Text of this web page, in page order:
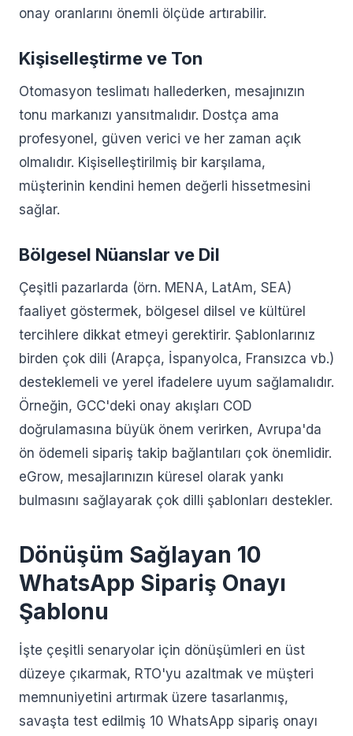
onay oranlarını önemli ölçüde artırabilir.
Kişiselleştirme ve Ton
Otomasyon teslimatı hallederken, mesajınızın
tonu markanızı yansıtmalıdır. Dostça ama
profesyonel, güven verici ve her zaman açık
olmalıdır. Kişiselleştirilmiş bir karşılama,
müşterinin kendini hemen değerli hissetmesini
sağlar.
Bölgesel Nüanslar ve Dil
Çeşitli pazarlarda (örn. MENA, LatAm, SEA)
faaliyet göstermek, bölgesel dilsel ve kültürel
tercihlere dikkat etmeyi gerektirir. Şablonlarınız
birden çok dili (Arapça, İspanyolca, Fransızca vb.)
desteklemeli ve yerel ifadelere uyum sağlamalıdır.
Örneğin, GCC'deki onay akışları COD
doğrulamasına büyük önem verirken, Avrupa'da
ön ödemeli sipariş takip bağlantıları çok önemlidir.
eGrow, mesajlarınızın küresel olarak yankı
bulmasını sağlayarak çok dilli şablonları destekler.
Dönüşüm Sağlayan 10
WhatsApp Sipariş Onayı
Şablonu
İşte çeşitli senaryolar için dönüşümleri en üst
düzeye çıkarmak, RTO'yu azaltmak ve müşteri
memnuniyetini artırmak üzere tasarlanmış,
savaşta test edilmiş 10 WhatsApp sipariş onayı